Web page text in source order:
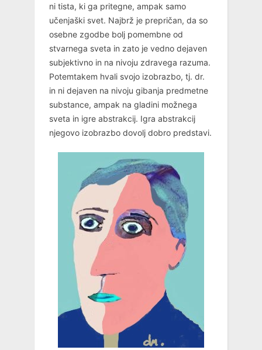
ni tista, ki ga pritegne, ampak samo
učenjaški svet. Najbrž je prepričan, da so
osebne zgodbe bolj pomembne od
stvarnega sveta in zato je vedno dejaven
subjektivno in na nivoju zdravega razuma.
Potemtakem hvali svojo izobrazbo, tj. dr.
in ni dejaven na nivoju gibanja predmetne
substance, ampak na gladini možnega
sveta in igre abstrakcij. Igra abstrakcij
njegovo izobrazbo dovolj dobro predstavi.